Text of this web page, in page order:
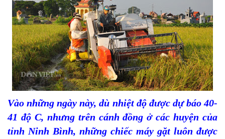
Vào những ngày này, dù nhiệt độ được dự báo 40-
41 độ C, nhưng trên cánh đồng ở các huyện của
tỉnh Ninh Bình, những chiếc máy gặt luôn được